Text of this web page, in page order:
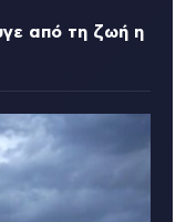
από τη ζωή η